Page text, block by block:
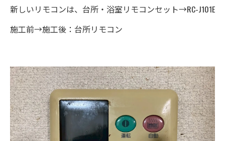
新しいリモコンは、台所・浴室リモコンセット→RC-J101E
施工前→施工後：台所リモコン